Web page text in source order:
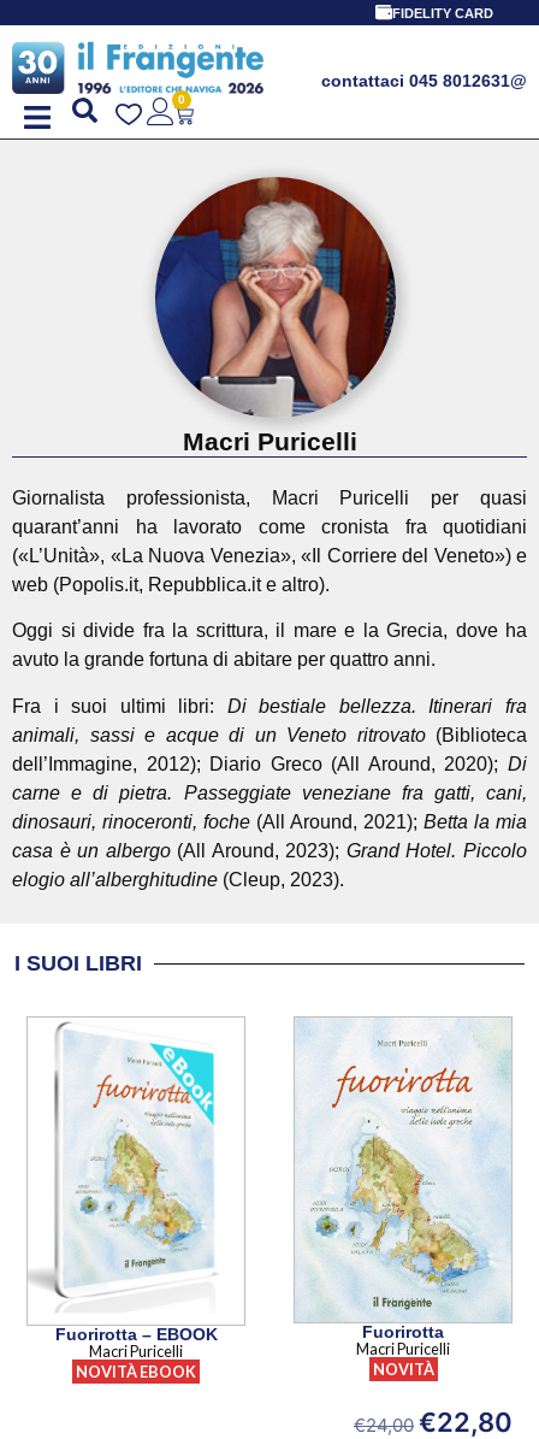
FIDELITY CARD
contattaci 045 8012631@
0
Macri Puricelli
Giornalista professionista, Macri Puricelli per quasi
quarant’anni ha lavorato come cronista fra quotidiani
(«L’Unità», «La Nuova Venezia», «Il Corriere del Veneto») e
web (Popolis.it, Repubblica.it e altro).
Oggi si divide fra la scrittura, il mare e la Grecia, dove ha
avuto la grande fortuna di abitare per quattro anni.
Fra i suoi ultimi libri: Di bestiale bellezza. Itinerari fra
animali, sassi e acque di un Veneto ritrovato(Biblioteca
dell’Immagine, 2012); Diario Greco (All Around, 2020); Di
carne e di pietra. Passeggiate veneziane fra gatti, cani,
dinosauri, rinoceronti, foche (All Around, 2021); Betta la mia
casa è un albergo(All Around, 2023); Grand Hotel. Piccolo
elogio all’alberghitudine (Cleup, 2023).
I SUOI LIBRI
Fuorirotta – EBOOK
Macri Puricelli
NOVITÀ EBOOK
Fuorirotta
Macri Puricelli
NOVITÀ
€24,00 €22,80